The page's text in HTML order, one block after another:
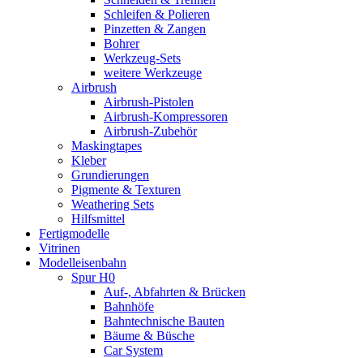
Schleifen & Polieren
Pinzetten & Zangen
Bohrer
Werkzeug-Sets
weitere Werkzeuge
Airbrush
Airbrush-Pistolen
Airbrush-Kompressoren
Airbrush-Zubehör
Maskingtapes
Kleber
Grundierungen
Pigmente & Texturen
Weathering Sets
Hilfsmittel
Fertigmodelle
Vitrinen
Modelleisenbahn
Spur H0
Auf-, Abfahrten & Brücken
Bahnhöfe
Bahntechnische Bauten
Bäume & Büsche
Car System